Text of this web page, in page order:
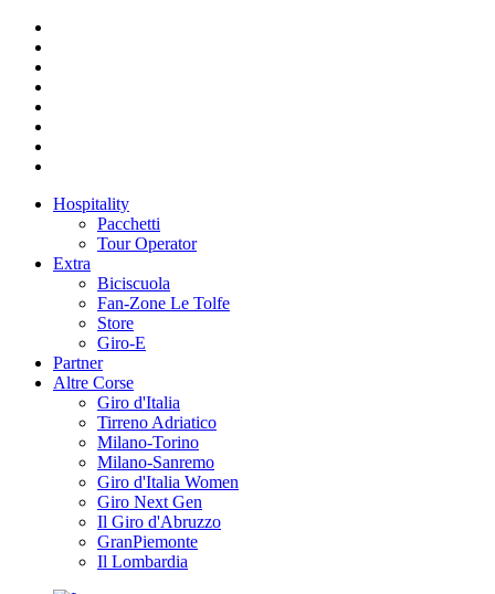
Hospitality
Pacchetti
Tour Operator
Extra
Biciscuola
Fan-Zone Le Tolfe
Store
Giro-E
Partner
Altre Corse
Giro d'Italia
Tirreno Adriatico
Milano-Torino
Milano-Sanremo
Giro d'Italia Women
Giro Next Gen
Il Giro d'Abruzzo
GranPiemonte
Il Lombardia